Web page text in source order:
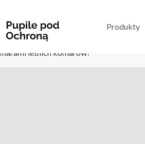
Produkty
letnich komarów?